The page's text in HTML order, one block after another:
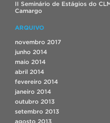
II Seminário de Estágios do
Camargo
ARQUIVO
novembro 2017
junho 2014
maio 2014
abril 2014
fevereiro 2014
janeiro 2014
outubro 2013
setembro 2013
agosto 2013